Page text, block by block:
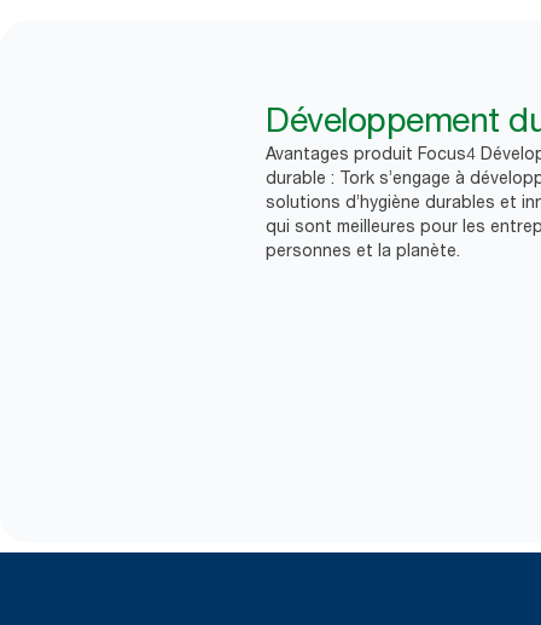
Développement
Avantages produit Focus4
durable : Tork s’engage à
solutions d’hygiène durables et
qui sont meilleures pour les
personnes et la planète.